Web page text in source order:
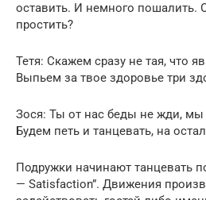
оставить. И немного пошалить.
простить?
Тетя: Скажем сразу не тая, что
Выпьем за твое здоровье три
Зося: Ты от нас беды не жди,
Будем петь и танцевать, на
Подружки начинают танцевать
— Satisfaction”. Движения